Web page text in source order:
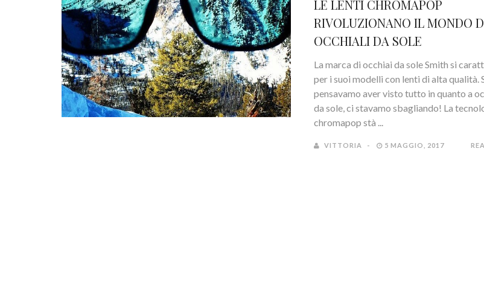
LE LENTI CHROMAPOP
RIVOLUZIONANO IL MONDO
OCCHIALI DA SOLE
La marca di occhiai da sole Smith si
per i suoi modelli con lenti di alta qualità.
pensavamo aver visto tutto in quanto a
da sole, ci stavamo sbagliando! La
chromapop stà ...
VITTORIA 5 MAGGIO, 2017